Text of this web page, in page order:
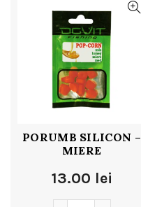
PORUMB SILICON –
MIERE
13.00 lei